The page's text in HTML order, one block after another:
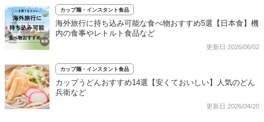
カップ麺・インスタント食品
海外旅行に持ち込み可能な食べ物おすすめ5選【日本食】機
内の食事やレトルト食品など
更新日:2026/06/02
カップ麺・インスタント食品
カップうどんおすすめ14選【安くておいしい】人気のどん
兵衛など
更新日:2026/04/20